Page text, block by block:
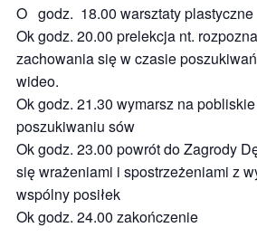
Kubki
Książki
Budki i karmniki
O godz. 18.00 warsztaty plastyczne
Ok godz. 20.00 prelekcja nt.
zachowania się w czasie
wideo.
Ok godz. 21.30 wymarsz na
poszukiwaniu sów
Ok godz. 23.00 powrót do Zagrody
się wrażeniami i spostrzeżeniami z
wspólny posiłek
Ok godz. 24.00 zakończenie